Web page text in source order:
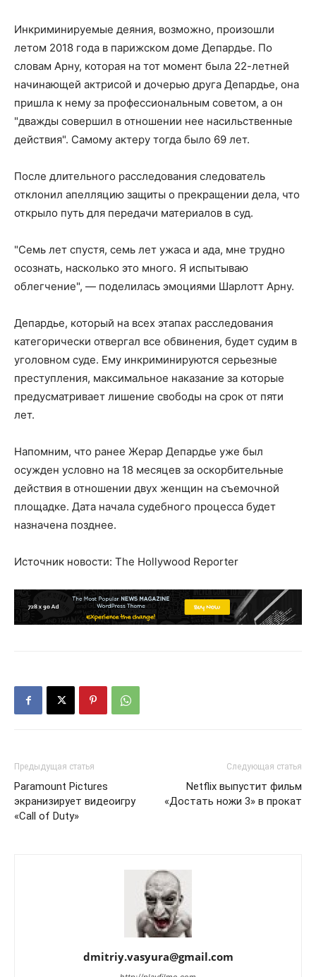
Инкриминируемые деяния, возможно, произошли
летом 2018 года в парижском доме Депардье. По
словам Арну, которая на тот момент была 22-летней
начинающей актрисой и дочерью друга Депардье, она
пришла к нему за профессиональным советом, а он
"дважды совершил в отношении нее насильственные
действия". Самому актеру тогда было 69 лет.
После длительного расследования следователь
отклонил апелляцию защиты о прекращении дела, что
открыло путь для передачи материалов в суд.
"Семь лет спустя, семь лет ужаса и ада, мне трудно
осознать, насколько это много. Я испытываю
облегчение", — поделилась эмоциями Шарлотт Арну.
Депардье, который на всех этапах расследования
категорически отвергал все обвинения, будет судим в
уголовном суде. Ему инкриминируются серьезные
преступления, максимальное наказание за которые
предусматривает лишение свободы на срок от пяти
лет.
Напомним, что ранее Жерар Депардье уже был
осужден условно на 18 месяцев за оскорбительные
действия в отношении двух женщин на съемочной
площадке. Дата начала судебного процесса будет
назначена позднее.
Источник новости: The Hollywood Reporter
Предыдущая статья
Paramount Pictures
экранизирует видеоигру
«Call of Duty»
Следующая статья
Netflix выпустит фильм
«Достать ножи 3» в прокат
dmitriy.vasyura@gmail.com